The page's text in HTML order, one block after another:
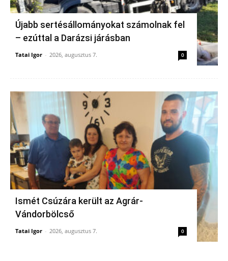
Újabb sertésállományokat számolnak fel
– ezúttal a Darázsi járásban
Tatai Igor - 2026, augusztus 7. 0
Ismét Csúzára került az Agrár-
Vándorbölcső
Tatai Igor - 2026, augusztus 7. 0